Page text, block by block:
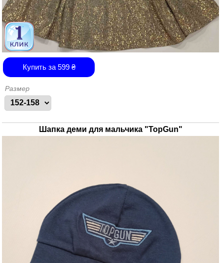
Купить за 599₴
Размер
Шапка деми для мальчика "TopGun"